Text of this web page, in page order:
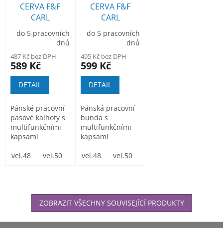
CERVA F&F
CARL
montérkové
kalhoty do
do 5 pracovních
dnů
487 Kč bez DPH
589 Kč
DETAIL
Pánské pracovní
pasové kalhoty s
multifunkčními
kapsami
kalhoty do pasu...
vel.48 vel.50 vel.52 vel.54
CERVA F&F
CARL
montérková
bunda modrá
do 5 pracovních
dnů
495 Kč bez DPH
599 Kč
DETAIL
Pánská pracovní
bunda s
multifunkčními
kapsami
bunda zhotovená
vel.48 vel.50
ZOBRAZIT VŠECHNY SOUVISEJÍCÍ PRODUKTY